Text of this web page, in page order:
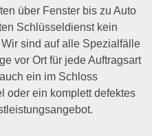
über Fenster bis zu Auto
Schlüsseldienst kein
sind auf alle Spezialfälle
vor Ort für jede Auftragsart
ein im Schloss
oder ein komplett defektes